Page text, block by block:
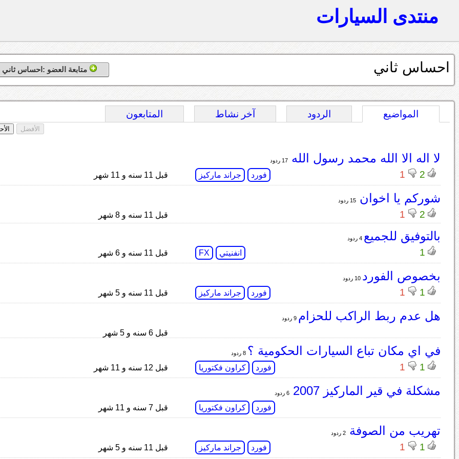
منتدى السيارات
احساس ثاني متابعة العضو :احساس ثاني
المواضيع الردود آخر نشاط المتابعون
الأفضل
لا اله الا الله محمد رسول الله17 ردود
2
1 فورد جراند ماركيز قبل 11 سنه و 11 شهر
شوركم يا اخوان15 ردود
2
1 قبل 11 سنه و 8 شهر
بالتوفيق للجميع 4 ردود
1 انفنيتي FX قبل 11 سنه و 6 شهر
بخصوص الفورد 10 ردود
1
1 فورد جراند ماركيز قبل 11 سنه و 5 شهر
هل عدم ربط الراكب للحزام 9 ردود
قبل 6 سنه و 5 شهر
في اي مكان تباع السيارات الحكومية ؟ 8 ردود
1
1 فورد كراون فكتوريا قبل 12 سنه و 11 شهر
مشكلة في قير الماركيز 2007 6 ردود
فورد كراون فكتوريا قبل 7 سنه و 11 شهر
تهريب من الصوفة2 ردود
1
1 فورد جراند ماركيز قبل 11 سنه و 5 شهر